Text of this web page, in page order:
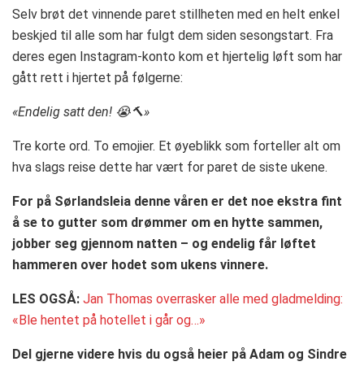
Selv brøt det vinnende paret stillheten med en helt enkel
beskjed til alle som har fulgt dem siden sesongstart. Fra
deres egen Instagram-konto kom et hjertelig løft som har
gått rett i hjertet på følgerne:
«Endelig satt den! 😭🔨»
Tre korte ord. To emojier. Et øyeblikk som forteller alt om
hva slags reise dette har vært for paret de siste ukene.
For på Sørlandsleia denne våren er det noe ekstra fint
å se to gutter som drømmer om en hytte sammen,
jobber seg gjennom natten – og endelig får løftet
hammeren over hodet som ukens vinnere.
LES OGSÅ: Jan Thomas overrasker alle med gladmelding:
«Ble hentet på hotellet i går og…»
Del gjerne videre hvis du også heier på Adam og Sindre